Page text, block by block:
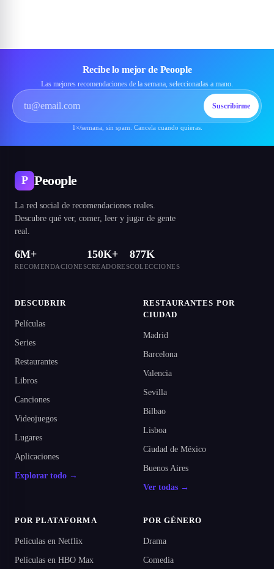
Recibe lo mejor de Peoople
Las mejores recomendaciones de la semana, seleccionadas a mano.
Suscribirme
1×/semana, sin spam. Cancela cuando quieras.
P Peoople
La red social de recomendaciones reales.
Descubre qué ver, comer, leer y jugar de gente
real.
6M+
RECOMENDACIONES
150K+
CREADORES
877K
COLECCIONES
DESCUBRIR
Películas
Series
Restaurantes
Libros
Canciones
Videojuegos
Lugares
Aplicaciones
Explorar todo →
RESTAURANTES POR
CIUDAD
Madrid
Barcelona
Valencia
Sevilla
Bilbao
Lisboa
Ciudad de México
Buenos Aires
Ver todas →
POR PLATAFORMA
Películas en Netflix
Películas en HBO Max
POR GÉNERO
Drama
Comedia